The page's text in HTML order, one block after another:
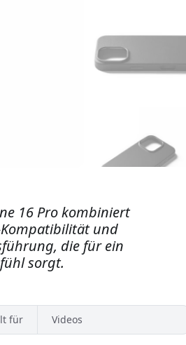
16 Pro kombiniert
Kompatibilität und
die für ein
sorgt.
für Videos